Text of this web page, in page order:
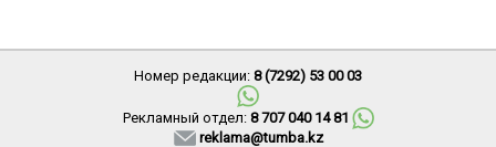
Номер редакции: 8 (7292) 53 00 03
Рекламный отдел: 8 707 040 14 81
reklama@tumba.kz